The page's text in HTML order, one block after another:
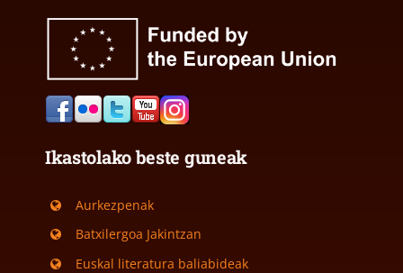
Ikastolako beste guneak
Aurkezpenak
Batxilergoa Jakintzan
Euskal literatura baliabideak